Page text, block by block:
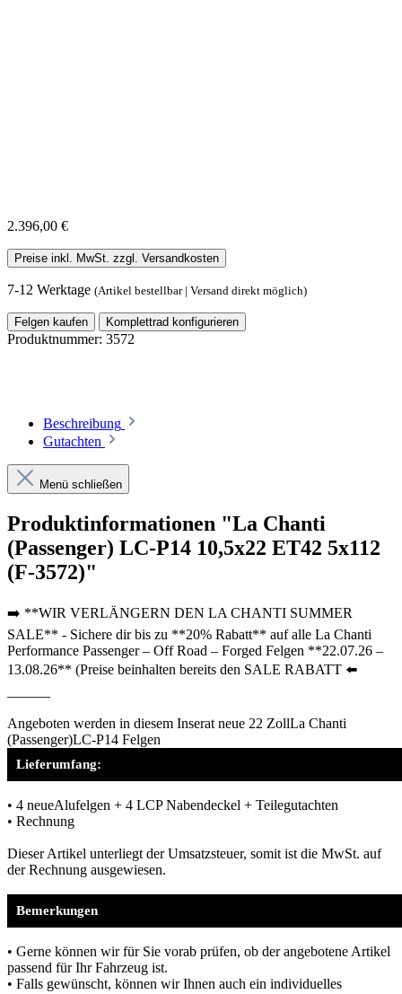
2.396,00 €
Preise inkl. MwSt. zzgl. Versandkosten
7-12 Werktage (Artikel bestellbar | Versand direkt möglich)
Felgen kaufen Komplettrad konfigurieren
Produktnummer: 3572
Beschreibung
Gutachten
Menü schließen
Produktinformationen "La Chanti
(Passenger) LC-P14 10,5x22 ET42 5x112
(F-3572)"
➡️ **WIR VERLÄNGERN DEN LA CHANTI SUMMER
SALE** - Sichere dir bis zu **20% Rabatt** auf alle La Chanti
Performance Passenger – Off Road – Forged Felgen **22.07.26 –
13.08.26** (Preise beinhalten bereits den SALE RABATT ⬅️
Angeboten werden in diesem Inserat neue 22 ZollLa Chanti
(Passenger)LC-P14 Felgen
Lieferumfang:
• 4 neueAlufelgen + 4 LCP Nabendeckel + Teilegutachten
• Rechnung
Dieser Artikel unterliegt der Umsatzsteuer, somit ist die MwSt. auf
der Rechnung ausgewiesen.
Bemerkungen
• Gerne können wir für Sie vorab prüfen, ob der angebotene Artikel
passend für Ihr Fahrzeug ist.
• Falls gewünscht, können wir Ihnen auch ein individuelles